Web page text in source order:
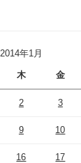
2014年1月
木 金
2 3
9 10
16 17